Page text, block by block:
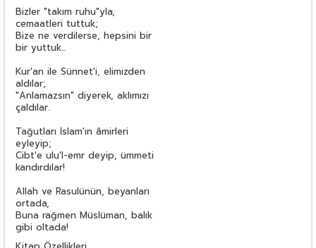
Bizler "takım ruhu"yla,
cemaatleri tuttuk;
Bize ne verdilerse, hepsini bir
bir yuttuk...
Kur'an ile Sünnet'i, elimizden
aldılar;
"Anlamazsın" diyerek, aklımızı
çaldılar.
Tağutları İslam'ın âmirleri
eyleyip;
Cibt'e ulu'l-emr deyip, ümmeti
kandırdılar!
Allah ve Rasulünün, beyanları
ortada,
Buna rağmen Müslüman, balık
gibi oltada!